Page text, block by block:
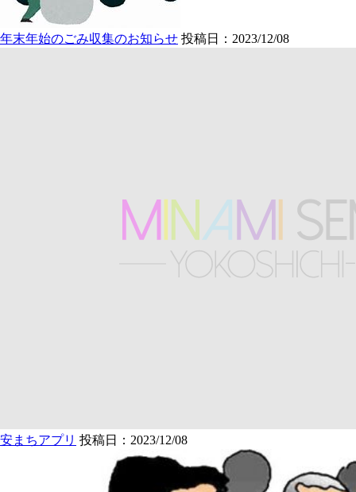
年末年始のごみ収集のお知らせ 投稿日：2023/12/08
安まちアプリ 投稿日：2023/12/08